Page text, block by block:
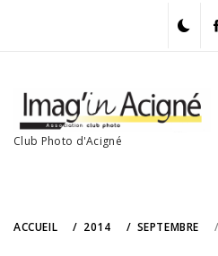
Club Photo d'Acigné
ACCUEIL 2014 SEPTEMBRE